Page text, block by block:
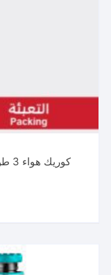
كوريك هواء 3 طن durmiri 3 ton triple bag air jack